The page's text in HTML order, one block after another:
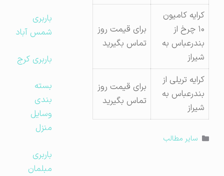
کرایه کامیون
۱۰ چرخ از
بندرعباس به
شیراز
برای قیمت روز
تماس بگیرید
کرایه تریلی از
بندرعباس به
شیراز
برای قیمت روز
تماس بگیرید
دسته‌ها
سایر مطالب
باربری
شمس آباد
باربری کرج
بسته
بندی
وسایل
منزل
باربری
مبلمان